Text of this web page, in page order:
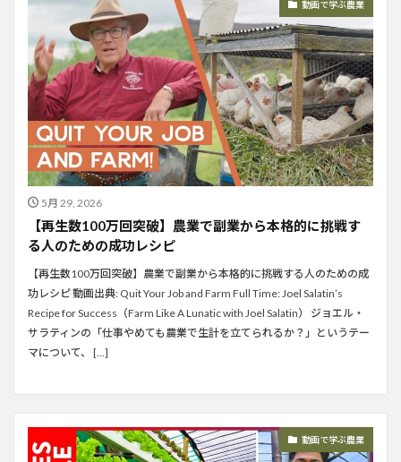
動画で学ぶ農業
5月 29, 2026
【再生数100万回突破】農業で副業から本格的に挑戦す
る人のための成功レシピ
【再生数100万回突破】農業で副業から本格的に挑戦する人のための成
功レシピ 動画出典: Quit Your Job and Farm Full Time: Joel Salatin’s
Recipe for Success（Farm Like A Lunatic with Joel Salatin） ジョエル・
サラティンの「仕事やめても農業で生計を立てられるか？」というテー
マについて、 […]
動画で学ぶ農業